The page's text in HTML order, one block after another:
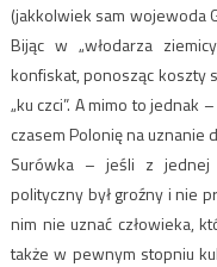
(jakkolwiek sam wojewoda
Bijąc w „włodarza
konfiskat, ponosząc koszty
„ku czci”. A mimo to
czasem Polonię na uznanie
Surówka – jeśli z jednej
polityczny był groźny i nie
nim nie uznać człowieka,
także w pewnym stopniu